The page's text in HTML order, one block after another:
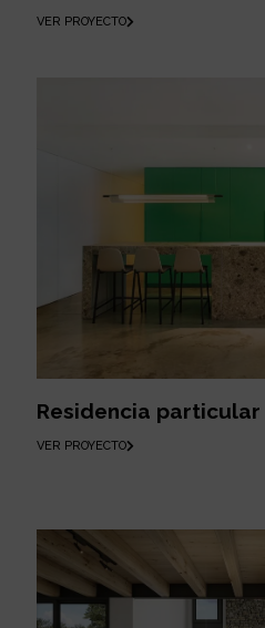
VER PROYECTO
Residencia particular
VER PROYECTO